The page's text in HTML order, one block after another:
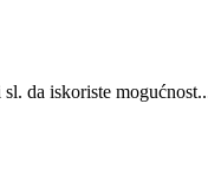
da iskoriste